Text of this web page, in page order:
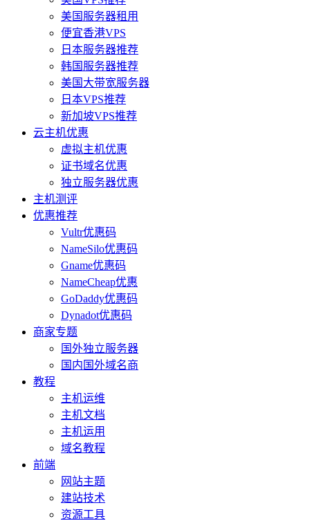
美国服务器租用
便宜香港VPS
日本服务器推荐
韩国服务器推荐
美国大带宽服务器
日本VPS推荐
新加坡VPS推荐
云主机优惠
虚拟主机优惠
证书域名优惠
独立服务器优惠
主机测评
优惠推荐
Vultr优惠码
NameSilo优惠码
Gname优惠码
NameCheap优惠
GoDaddy优惠码
Dynadot优惠码
商家专题
国外独立服务器
国内国外域名商
教程
主机运维
主机文档
主机运用
域名教程
前端
网站主题
建站技术
资源工具